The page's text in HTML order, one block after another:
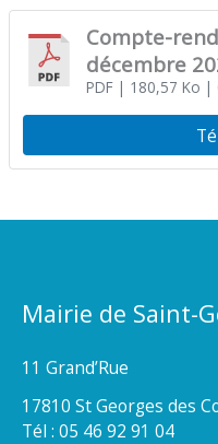
Compte-
décembre
PDF| 180,57 Ko |
Mairie de Saint-
11 Grand’Rue
17810 St Georges des
Tél : 05 46 92 91 04